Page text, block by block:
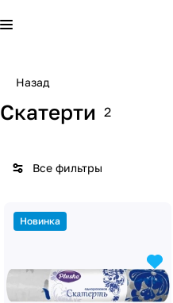
Назад
Скатерти 2
Все фильтры
Новинка